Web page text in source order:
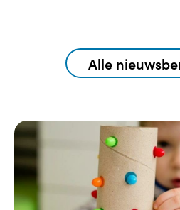
Alle